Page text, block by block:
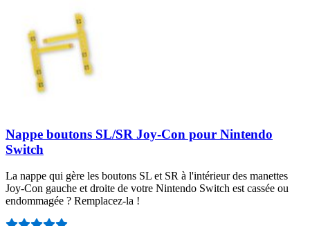
Nappe boutons SL/SR Joy-Con pour Nintendo
Switch
La nappe qui gère les boutons SL et SR à l'intérieur des manettes
Joy-Con gauche et droite de votre Nintendo Switch est cassée ou
endommagée ? Remplacez-la !